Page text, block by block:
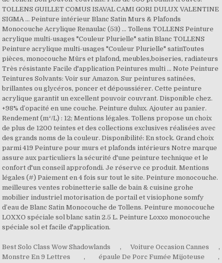
Best Solo Class Wow Shadowlands , Voiture Occasion Cannes
,
Monstre En 9 Lettres
, épaule De Porc Fumée Mijoteuse ,